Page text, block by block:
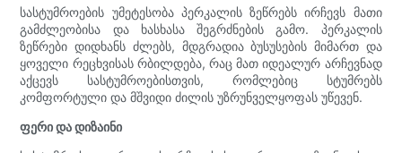
სასტუმროების უმეტესობა პერკალის ზეწრებს ირჩევს მათი
გამძლეობისა და ხასხასა შეგრძნების გამო. პერკალის
ზეწრები დიდხანს ძლებს, მდგრადია ბუსუსების მიმართ და
ყოველი რეცხვისას რბილდება, რაც მათ იდეალურ არჩევნად
აქცევს სასტუმროებისთვის, რომლებიც სტუმრებს
კომფორტული და მშვიდი ძილის უზრუნველყოფას უწევენ.
ფერი და დიზაინი